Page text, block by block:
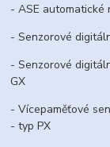
- ASE automatické
- Senzorové
- Senzorové
GX
- Vícepaměťové
- typ PX